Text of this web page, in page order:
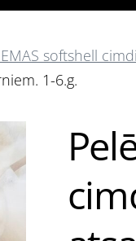
softshell
1-6.g.